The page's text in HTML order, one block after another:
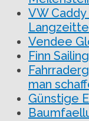
VW
Vendee
Finn
man
Günstige